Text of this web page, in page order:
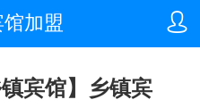

加盟
镇宾馆】乡镇宾